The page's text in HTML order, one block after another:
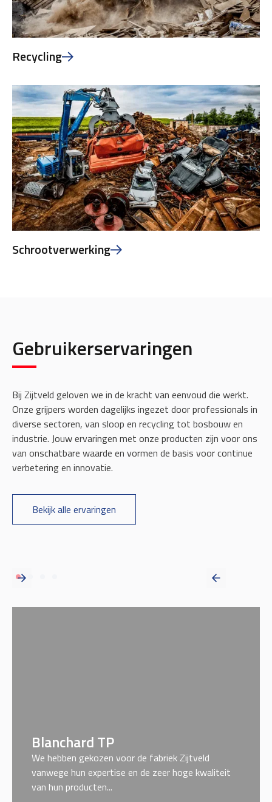
Recycling
Schrootverwerking
Gebruikerservaringen
Bij Zijtveld geloven we in de kracht van eenvoud die werkt.
Onze grijpers worden dagelijks ingezet door professionals in
diverse sectoren, van sloop en recycling tot bosbouw en
industrie. Jouw ervaringen met onze producten zijn voor ons
van onschatbare waarde en vormen de basis voor continue
verbetering en innovatie.
Bekijk alle ervaringen
Blanchard TP
We hebben gekozen voor de fabriek Zijtveld
vanwege hun expertise en de zeer hoge kwaliteit
van hun producten...